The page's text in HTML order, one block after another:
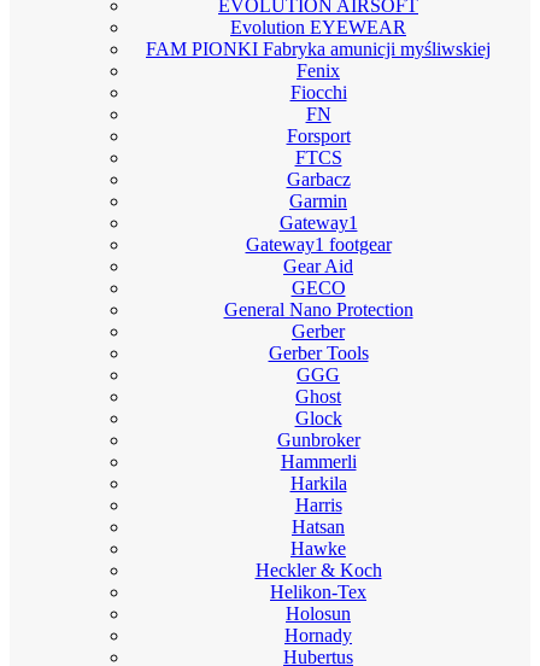
EVOLUTION AIRSOFT
Evolution EYEWEAR
FAM PIONKI Fabryka amunicji myśliwskiej
Fenix
Fiocchi
FN
Forsport
FTCS
Garbacz
Garmin
Gateway1
Gateway1 footgear
Gear Aid
GECO
General Nano Protection
Gerber
Gerber Tools
GGG
Ghost
Glock
Gunbroker
Hammerli
Harkila
Harris
Hatsan
Hawke
Heckler & Koch
Helikon-Tex
Holosun
Hornady
Hubertus